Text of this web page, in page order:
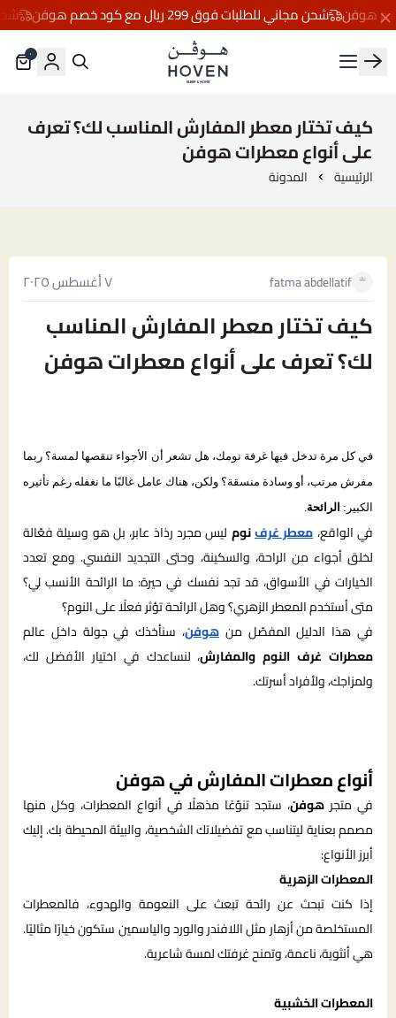
شحن مجاني للطلبات فوق 299 ريال مع كود خصم هوفن شحن
مفارش هوڤن
٠
كيف تختار معطر المفارش المناسب لك؟ تعرف
على أنواع معطرات هوفن
الرئيسية المدونة
fatma abdellatif ٧ أغسطس ٢٠٢٥
كيف تختار معطر المفارش المناسب
لك؟ تعرف على أنواع معطرات هوفن
في كل مرة تدخل فيها غرفة نومك، هل تشعر أن الأجواء تنقصها لمسة؟ ربما
مفرش مرتب، أو وسادة منسقة؟ ولكن، هناك عامل غالبًا ما نغفله رغم تأثيره
الكبير: الرائحة.
في الواقع،معطر غرفنوم ليس مجرد رذاذ عابر، بل هو وسيلة فعّالة
لخلق أجواء من الراحة، والسكينة، وحتى التجديد النفسي. ومع تعدد
الخيارات في الأسواق، قد تجد نفسك في حيرة: ما الرائحة الأنسب لي؟
متى أستخدم المعطر الزهري؟ وهل الرائحة تؤثر فعلًا على النوم؟
في هذا الدليل المفصّل من هوفن، سنأخذك في جولة داخل عالم
معطرات غرف النوم والمفارش، لنساعدك في اختيار الأفضل لك،
ولمزاجك، ولأفراد أسرتك.
أنواع معطرات المفارش في هوفن
في متجر هوفن، ستجد تنوّعًا مذهلًا في أنواع المعطرات، وكل منها
مصمم بعناية ليتناسب مع تفضيلاتك الشخصية، والبيئة المحيطة بك. إليك
أبرز الأنواع:
المعطرات الزهرية
إذا كنت تبحث عن رائحة تبعث على النعومة والهدوء، فالمعطرات
المستخلصة من أزهار مثل اللافندر والورد والياسمين ستكون خيارًا مثاليًا.
هي أنثوية، ناعمة، وتمنح غرفتك لمسة شاعرية.
المعطرات الخشبية